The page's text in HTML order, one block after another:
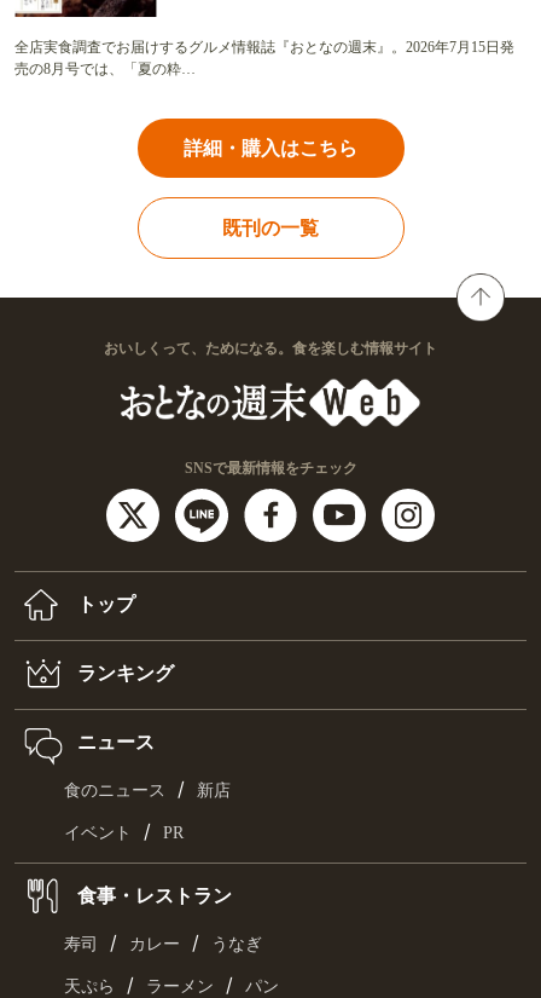
全店実食調査でお届けするグルメ情報誌『おとなの週末』。2026年7月15日発
売の8月号では、「夏の粋…
詳細・購入はこちら
既刊の一覧
おいしくって、ためになる。食を楽しむ情報サイト
SNSで最新情報をチェック
トップ
ランキング
ニュース
食のニュース / 新店
イベント / PR
食事・レストラン
寿司 / カレー / うなぎ
天ぷら / ラーメン / パン